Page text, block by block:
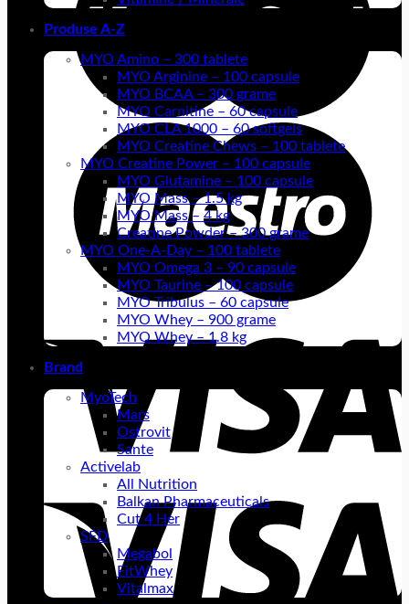
Produse A-Z
MYO Amino – 300 tablete
MYO Arginine – 100 capsule
MYO BCAA – 300 grame
MYO Carnitine – 60 capsule
MYO CLA 1000 – 60 softgels
MYO Creatine Chews – 100 tablete
MYO Creatine Power – 100 capsule
MYO Glutamine – 100 capsule
MYO Mass – 1.5 kg
MYO Mass – 4 kg
Creatine Powder – 300 grame
MYO One-A-Day – 100 tablete
MYO Omega 3 – 90 capsule
MYO Taurine – 100 capsule
MYO Tribulus – 60 capsule
MYO Whey – 900 grame
MYO Whey – 1.8 kg
Brand
MyoTech
Mars
Ostrovit
Sante
Activelab
All Nutrition
Balkan Pharmaceuticals
Cut 4 Her
SFD
Megabol
FitWhey
Vitalmax